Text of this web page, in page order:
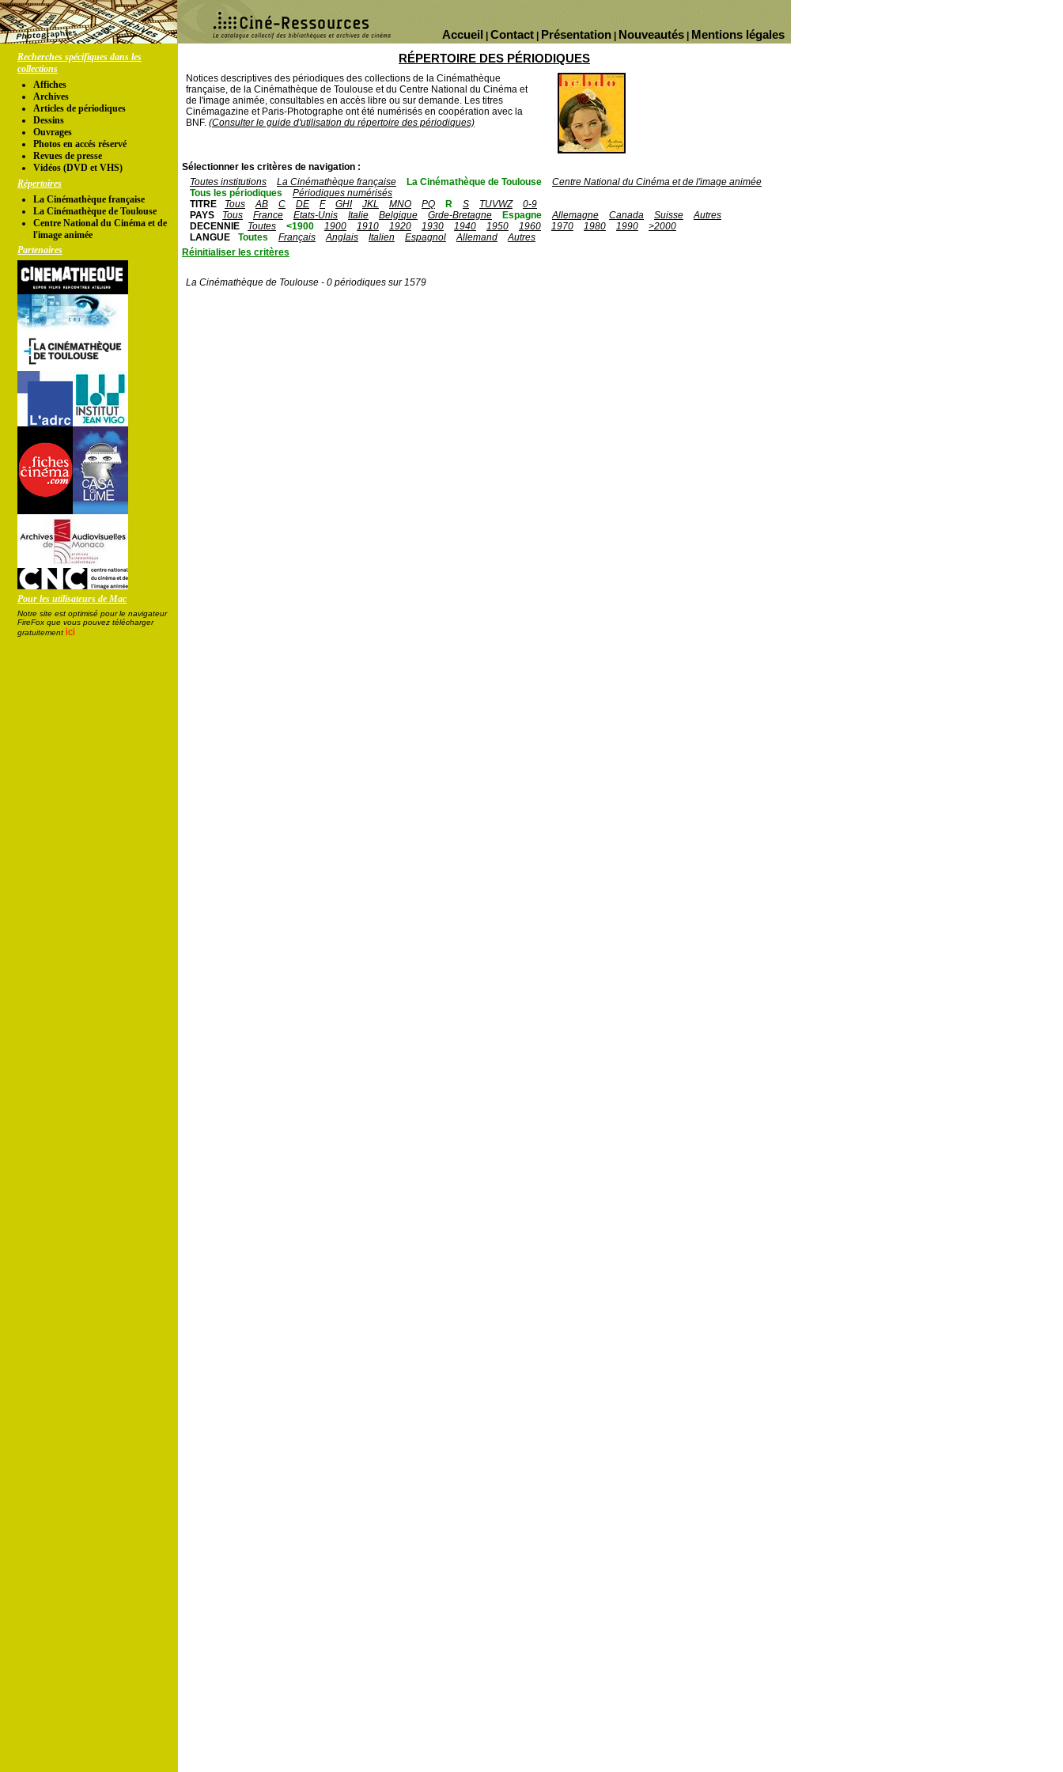
Mentions légales
Nouveautés
Présentation
Contact
Accueil
Recherches spécifiques dans les
collections
Affiches
Archives
Articles de périodiques
Dessins
Ouvrages
Photos en accés réservé
Revues de presse
Vidéos (DVD et VHS)
Répertoires
La Cinémathèque française
La Cinémathèque de Toulouse
Centre National du Cinéma et de
l'image animée
Partenaires
Pour les utilisateurs de Mac
Notre site est optimisé pour le navigateur
FireFox que vous pouvez télécharger
gratuitement ici
RÉPERTOIRE DES PÉRIODIQUES
Notices descriptives des périodiques des collections de la Cinémathèque
française, de la Cinémathèque de Toulouse et du Centre National du Cinéma et
de l'image animée, consultables en accès libre ou sur demande. Les titres
Cinémagazine et Paris-Photographe ont été numérisés en coopération avec la
BNF. (Consulter le guide d'utilisation du répertoire des périodiques)
Sélectionner les critères de navigation :
Toutes institutions
La Cinémathèque française La Cinémathèque de Toulouse
Centre National du Cinéma et de l'image animée
Tous les périodiques
Périodiques numérisés
TITRE
Tous AB C DE F GHI JKL MNO PQ R S TUVWZ
0-9
PAYS
Tous France Etats-Unis Italie Belgique Grde-Bretagne Espagne Allemagne Canada Suisse
Autres
DECENNIE
Toutes <1900 1900 1910 1920 1930 1940 1950 1960 1970 1980 1990
>2000
LANGUE
Toutes Français Anglais Italien Espagnol Allemand
Autres
Réinitialiser les critères
La Cinémathèque de Toulouse - 0 périodiques sur 1579